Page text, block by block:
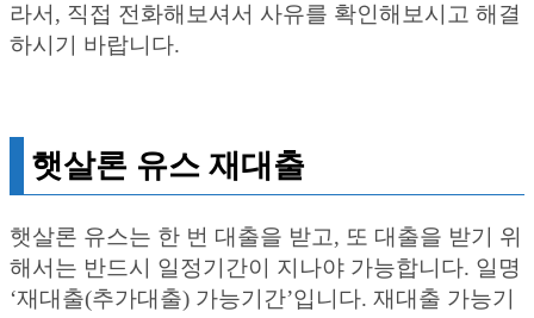
라서, 직접 전화해보셔서 사유를 확인해보시고 해결
하시기 바랍니다.
햇살론 유스 재대출
햇살론 유스는 한 번 대출을 받고, 또 대출을 받기 위
해서는 반드시 일정기간이 지나야 가능합니다. 일명
‘재대출(추가대출) 가능기간’입니다. 재대출 가능기